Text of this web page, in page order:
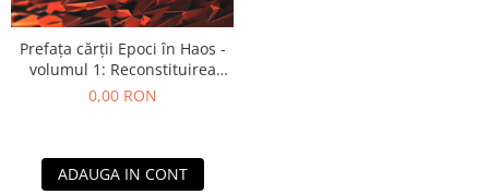
Prefața cărții Epoci în Haos -
volumul 1: Reconstituirea
istoriei antice de la Exodul
0,00 RON
ADAUGA IN CONT